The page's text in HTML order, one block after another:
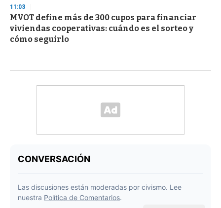
11:03
MVOT define más de 300 cupos para financiar
viviendas cooperativas: cuándo es el sorteo y
cómo seguirlo